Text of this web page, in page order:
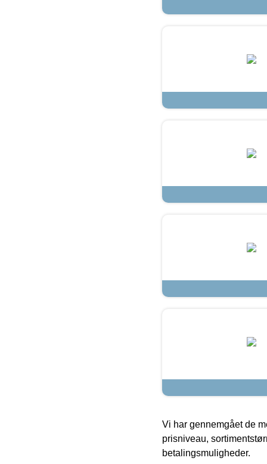
Vi har gennemgået de
prisniveau,
betalingsmuligheder.